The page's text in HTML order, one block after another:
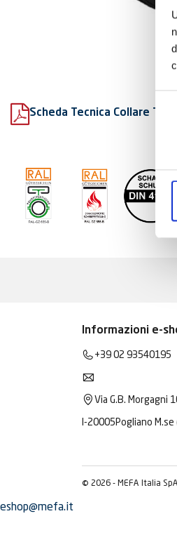
Scheda Tecnica Collare
Informazioni e-
+39 02 93540195
Via G.B. Morgagni
I-20005Pogliano M.se
© 2026 - MEFA Italia
eshop@mefa.it